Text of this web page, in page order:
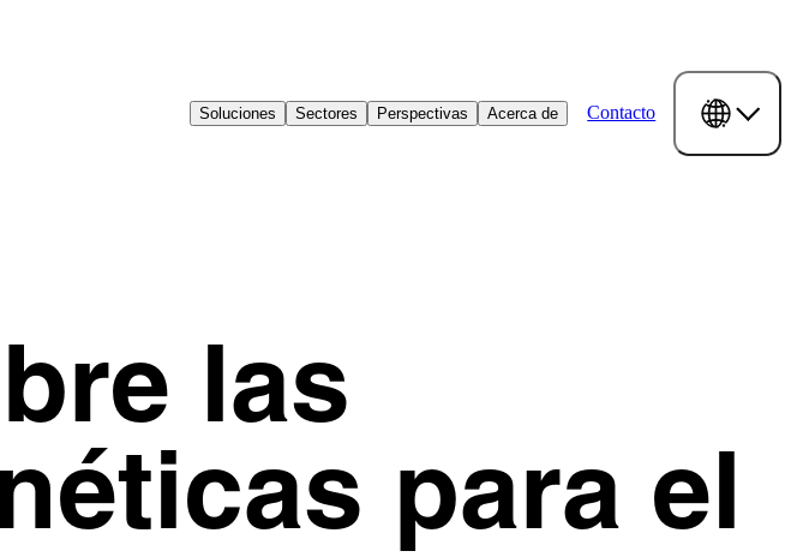
Soluciones Sectores Perspectivas Acerca de Contacto
las
para el